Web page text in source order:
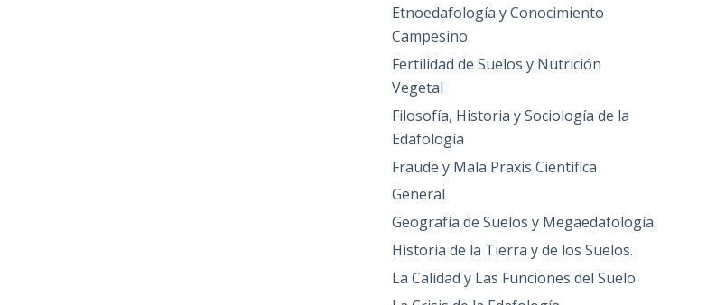
Etnoedafología y Conocimiento
Campesino
Fertilidad de Suelos y Nutrición
Vegetal
Filosofía, Historia y Sociología de la
Edafología
Fraude y Mala Praxis Científica
General
Geografía de Suelos y Megaedafología
Historia de la Tierra y de los Suelos.
La Calidad y Las Funciones del Suelo